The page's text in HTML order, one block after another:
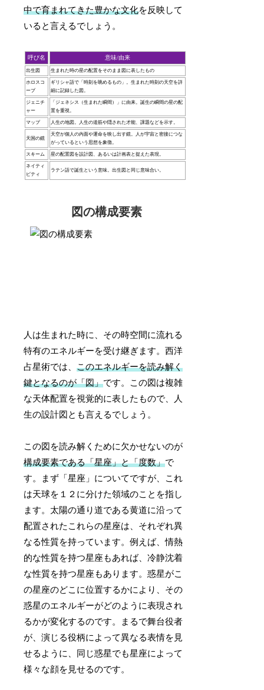
中で育まれてきた豊かな文化を反映して
いると言えるでしょう。
呼び名 意味/由来
出生図 生まれた時の星の配置をそのまま図に表したもの
ホロスコ
ープ
ギリシャ語で「時刻を眺めるもの」。生まれた時刻の天空を詳
細に記録した図。
ジェニチ
ャー
「ジェネシス（生まれた瞬間）」に由来。誕生の瞬間の星の配
置を重視。
マップ 人生の地図。人生の道筋や隠された才能、課題などを示す。
天国の鏡
天空が個人の内面や運命を映し出す鏡。人が宇宙と密接につな
がっているという思想を象徴。
スキーム 星の配置図を設計図、あるいは計画表と捉えた表現。
ネイティ
ビティ
ラテン語で誕生という意味。出生図と同じ意味合い。
図の構成要素
人は生まれた時に、その時空間に流れる
特有のエネルギーを受け継ぎます。西洋
占星術では、このエネルギーを読み解く
鍵となるのが「図」です。この図は複雑
な天体配置を視覚的に表したもので、人
生の設計図とも言えるでしょう。
この図を読み解くために欠かせないのが
構成要素である「星座」と「度数」で
す。まず「星座」についてですが、これ
は天球を１２に分けた領域のことを指し
ます。太陽の通り道である黄道に沿って
配置されたこれらの星座は、それぞれ異
なる性質を持っています。例えば、情熱
的な性質を持つ星座もあれば、冷静沈着
な性質を持つ星座もあります。惑星がこ
の星座のどこに位置するかにより、その
惑星のエネルギーがどのように表現され
るかが変化するのです。まるで舞台役者
が、演じる役柄によって異なる表情を見
せるように、同じ惑星でも星座によって
様々な顔を見せるのです。